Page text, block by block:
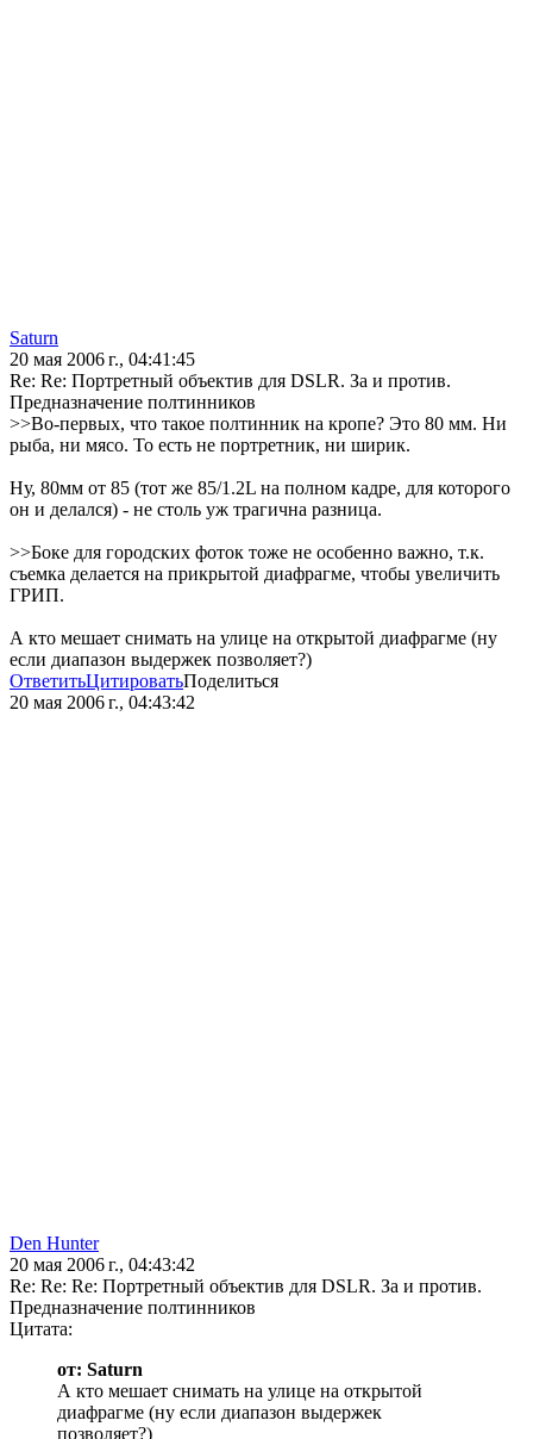
Saturn
20 мая 2006 г., 04:41:45
Re: Re: Портретный объектив для DSLR. За и против.
Предназначение полтинников
>>Во-первых, что такое полтинник на кропе? Это 80 мм. Ни
рыба, ни мясо. То есть не портретник, ни ширик.
Ну, 80мм от 85 (тот же 85/1.2L на полном кадре, для которого
он и делался) - не столь уж трагична разница.
>>Боке для городских фоток тоже не особенно важно, т.к.
съемка делается на прикрытой диафрагме, чтобы увеличить
ГРИП.
А кто мешает снимать на улице на открытой диафрагме (ну
если диапазон выдержек позволяет?)
ОтветитьЦитироватьПоделиться
20 мая 2006 г., 04:43:42
Den Hunter
20 мая 2006 г., 04:43:42
Re: Re: Re: Портретный объектив для DSLR. За и против.
Предназначение полтинников
Цитата:
от: Saturn
А кто мешает снимать на улице на открытой
диафрагме (ну если диапазон выдержек
позволяет?)